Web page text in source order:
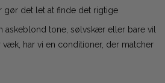
gør det let at finde det rigtige
askeblond tone, sølvskær eller bare vil
har vi en conditioner, der matcher